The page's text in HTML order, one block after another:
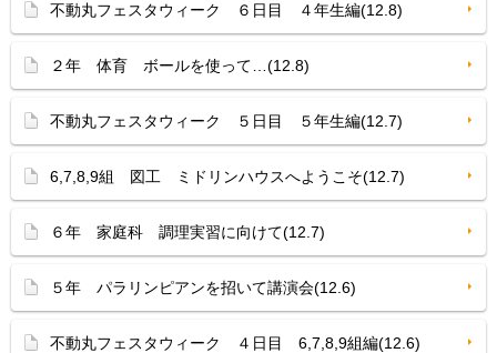
不動丸フェスタウィーク ６日目 ４年生編(12.8)
２年 体育 ボールを使って…(12.8)
不動丸フェスタウィーク ５日目 ５年生編(12.7)
6,7,8,9組 図工 ミドリンハウスへようこそ(12.7)
６年 家庭科 調理実習に向けて(12.7)
５年 パラリンピアンを招いて講演会(12.6)
不動丸フェスタウィーク ４日目 6,7,8,9組編(12.6)